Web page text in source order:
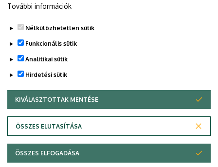
Adatvédelem
Copyright © 2026 Unideb
További információk
Nélkülözhetetlen sütik
Funkcionális sütik
Analitikai sütik
Hirdetési sütik
KIVÁLASZTOTTAK MENTÉSE
ÖSSZES ELUTASÍTÁSA
WITHDRAW CONSENT
ÖSSZES ELFOGADÁSA